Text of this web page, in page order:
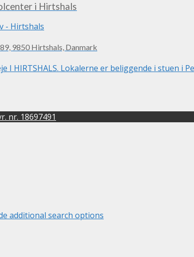
i Hirtshals
- Hirtshals
9850 Hirtshals, Danmark
I HIRTSHALS. Lokalerne er beliggende i stuen i
nr. 18697491
additional search options